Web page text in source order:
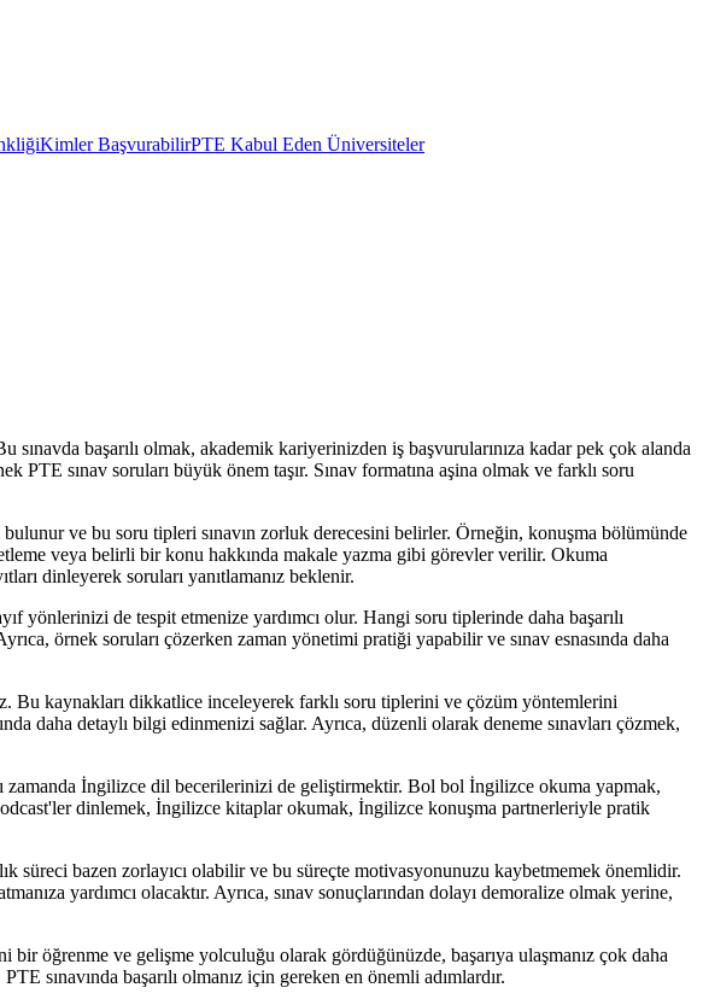
Kimler BaşvurabilirPTE Kabul Eden Üniversiteler
başarılı olmak, akademik kariyerinizden iş başvurularınıza kadar pek çok alanda
PTE sınav soruları büyük önem taşır. Sınav formatına aşina olmak ve farklı soru
ve bu soru tipleri sınavın zorluk derecesini belirler. Örneğin, konuşma bölümünde
veya belirli bir konu hakkında makale yazma gibi görevler verilir. Okuma
dinleyerek soruları yanıtlamanız beklenir.
yönlerinizi de tespit etmenize yardımcı olur. Hangi soru tiplerinde daha başarılı
örnek soruları çözerken zaman yönetimi pratiği yapabilir ve sınav esnasında daha
Bu kaynakları dikkatlice inceleyerek farklı soru tiplerini ve çözüm yöntemlerini
daha detaylı bilgi edinmenizi sağlar. Ayrıca, düzenli olarak deneme sınavları çözmek,
zamanda İngilizce dil becerilerinizi de geliştirmektir. Bol bol İngilizce okuma yapmak,
dinlemek, İngilizce kitaplar okumak, İngilizce konuşma partnerleriyle pratik
süreci bazen zorlayıcı olabilir ve bu süreçte motivasyonunuzu kaybetmemek önemlidir.
yardımcı olacaktır. Ayrıca, sınav sonuçlarından dolayı demoralize olmak yerine,
bir öğrenme ve gelişme yolculuğu olarak gördüğünüzde, başarıya ulaşmanız çok daha
sınavında başarılı olmanız için gereken en önemli adımlardır.